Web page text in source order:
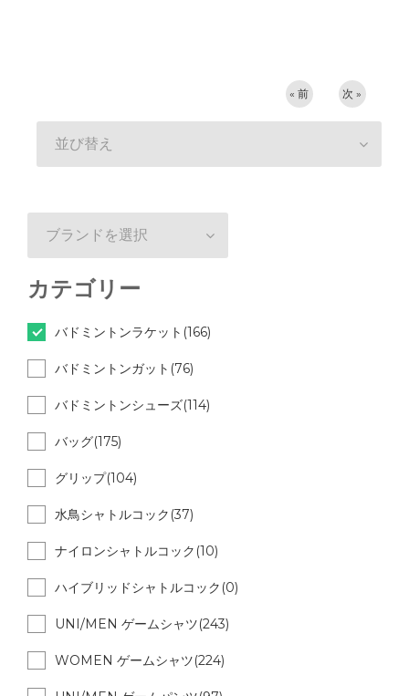
« 前 次 »
並び替え
ブランドを選択
カテゴリー
バドミントンラケット(166)
バドミントンガット(76)
バドミントンシューズ(114)
バッグ(175)
グリップ(104)
水鳥シャトルコック(37)
ナイロンシャトルコック(10)
ハイブリッドシャトルコック(0)
UNI/MEN ゲームシャツ(243)
WOMEN ゲームシャツ(224)